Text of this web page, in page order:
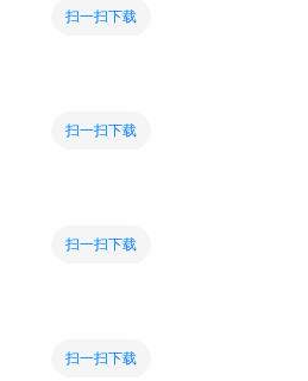
扫一扫下载
扫一扫下载
扫一扫下载
扫一扫下载